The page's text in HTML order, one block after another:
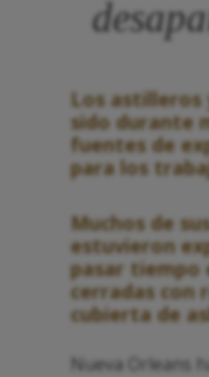
Los astilleros
sido durante
fuentes de
para los
Muchos de
estuvieron
pasar tiempo
cerradas con
cubierta de
Nueva Orleans